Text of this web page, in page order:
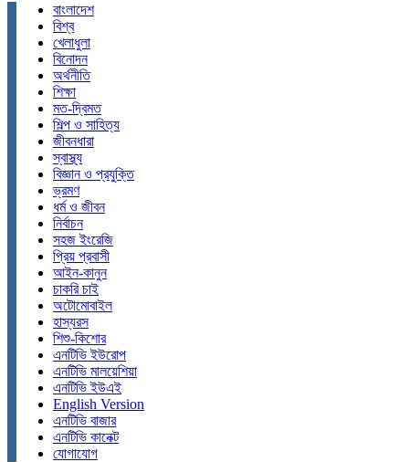
বাংলাদেশ
বিশ্ব
খেলাধুলা
বিনোদন
অর্থনীতি
শিক্ষা
মত-দ্বিমত
শিল্প ও সাহিত্য
জীবনধারা
স্বাস্থ্য
বিজ্ঞান ও প্রযুক্তি
ভ্রমণ
ধর্ম ও জীবন
নির্বাচন
সহজ ইংরেজি
প্রিয় প্রবাসী
আইন-কানুন
চাকরি চাই
অটোমোবাইল
হাস্যরস
শিশু-কিশোর
এনটিভি ইউরোপ
এনটিভি মালয়েশিয়া
এনটিভি ইউএই
English Version
এনটিভি বাজার
এনটিভি কানেক্ট
যোগাযোগ